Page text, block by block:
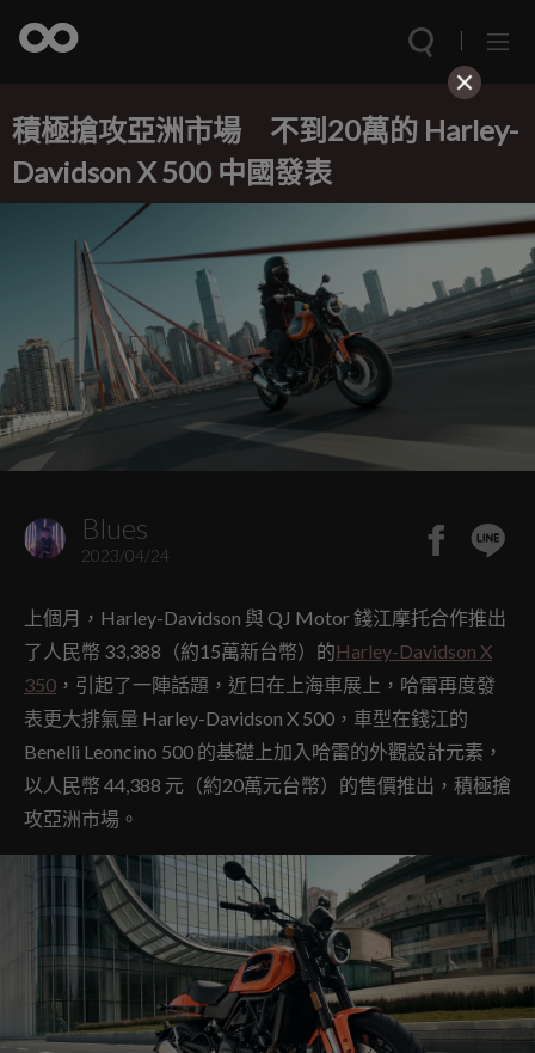
積極搶攻亞洲市場 不到20萬的 Harley-
Davidson X 500 中國發表
Blues
2023/04/24
上個月，Harley-Davidson 與 QJ Motor 錢江摩托合作推出
了人民幣 33,388（約15萬新台幣）的Harley-Davidson X
350 ，引起了一陣話題，近日在上海車展上，哈雷再度發
表更大排氣量 Harley-Davidson X 500，車型在錢江的
Benelli Leoncino 500 的基礎上加入哈雷的外觀設計元素，
以人民幣 44,388 元（約20萬元台幣）的售價推出，積極搶
攻亞洲市場。